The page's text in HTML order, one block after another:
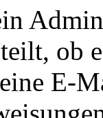
ob
E-